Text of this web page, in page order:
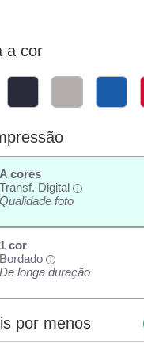
a cor
A cores
Transf. Digital
i
Qualidade foto
1 cor
Bordado
i
De longa duração
por menos